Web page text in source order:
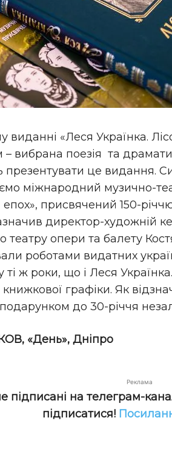
виданні «Леся Українка.
– вибрана поезія та
презентувати це видання.
міжнародний музично-
епох», присвячений 150-
директор-художній
театру опери та балету
роботами видатних
ж роки, що і Леся
графіки. Як
до 30-річчя
«День», Дніпро
Реклама
підписані на телеграм-
підписатися!